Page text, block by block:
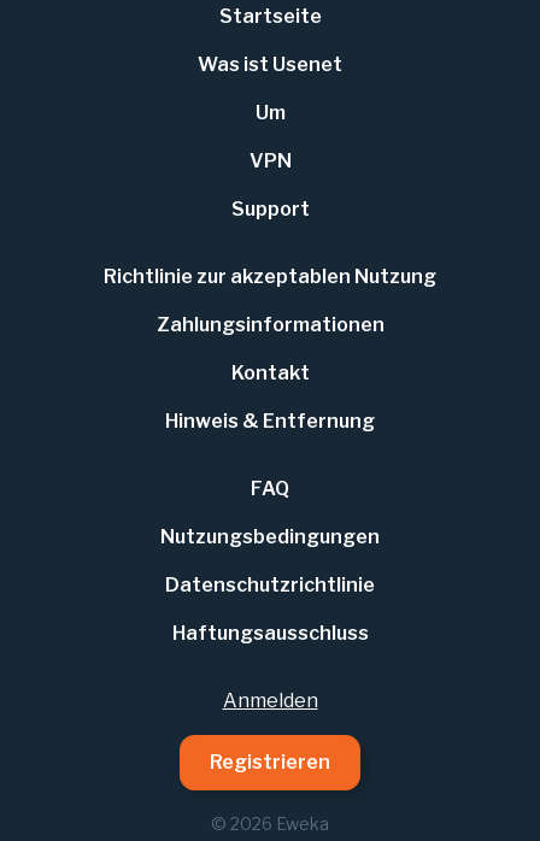
Startseite
Was ist Usenet
Um
VPN
Support
Richtlinie zur akzeptablen Nutzung
Zahlungsinformationen
Kontakt
Hinweis & Entfernung
FAQ
Nutzungsbedingungen
Datenschutzrichtlinie
Haftungsausschluss
Anmelden
Registrieren
© 2026 Eweka